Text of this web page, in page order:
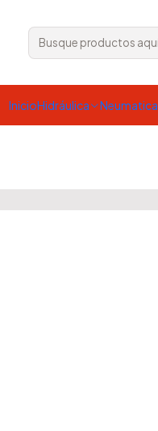
InicioHidráulica Neumatica